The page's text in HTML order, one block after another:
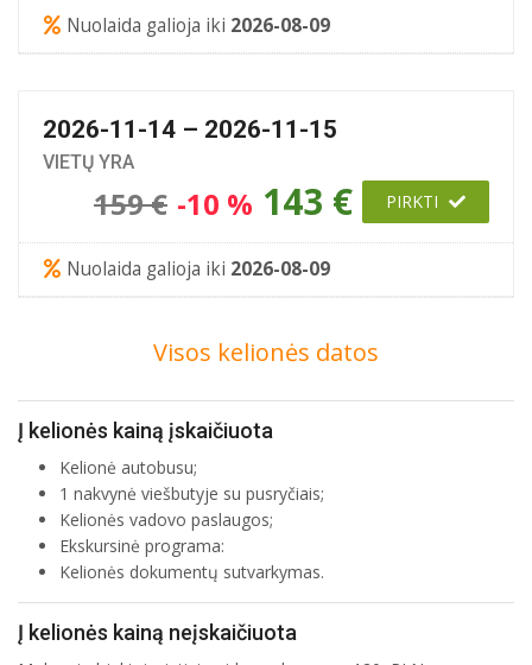
Nuolaida galioja iki 2026-08-09
2026-11-14 – 2026-11-15
VIETŲ YRA
159 € -10 % 143 € PIRKTI
Nuolaida galioja iki 2026-08-09
Visos kelionės datos
Į kelionės kainą įskaičiuota
Kelionė autobusu;
1 nakvynė viešbutyje su pusryčiais;
Kelionės vadovo paslaugos;
Ekskursinė programa:
Kelionės dokumentų sutvarkymas.
Į kelionės kainą neįskaičiuota